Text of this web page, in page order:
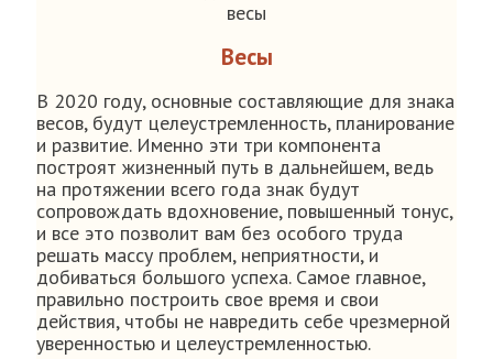
Весы
В 2020 году, основные составляющие для знака
весов, будут целеустремленность, планирование
и развитие. Именно эти три компонента
построят жизненный путь в дальнейшем, ведь
на протяжении всего года знак будут
сопровождать вдохновение, повышенный тонус,
и все это позволит вам без особого труда
решать массу проблем, неприятности, и
добиваться большого успеха. Самое главное,
правильно построить свое время и свои
действия, чтобы не навредить себе чрезмерной
уверенностью и целеустремленностью.